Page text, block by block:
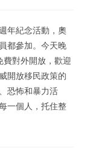
年紀念活動，奧
都參加。今天晚
對外開放，歡迎
開放移民政策的
恐怖和暴力活
一個人，托住整